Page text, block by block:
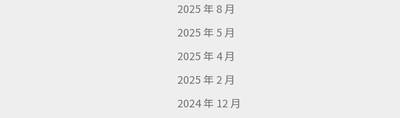
2025 年 8 月
2025 年 5 月
2025 年 4 月
2025 年 2 月
2024 年 12 月